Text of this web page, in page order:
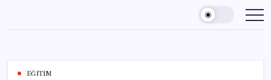
content
EĞITIM